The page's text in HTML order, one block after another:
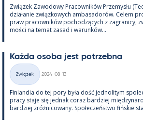
Związek Zawo­dowy Pracow­ników Prze­mysłu
działa­nie związ­kowych am­ba­sa­dorów. Ce­lem
praw pracow­ników poc­hodzących z za­gra­nicy,
mości na te­mat za­sad i wa­runków...
Każda osoba jest potrzebna
Kategorie
Związek
2024-08-13
Fin­lan­dia do tej pory była dość jed­no­li­tym
pracy staje się jed­nak co­raz bardziej
bardziej zróż­nicowany. Społeczeństwo fińs­kie